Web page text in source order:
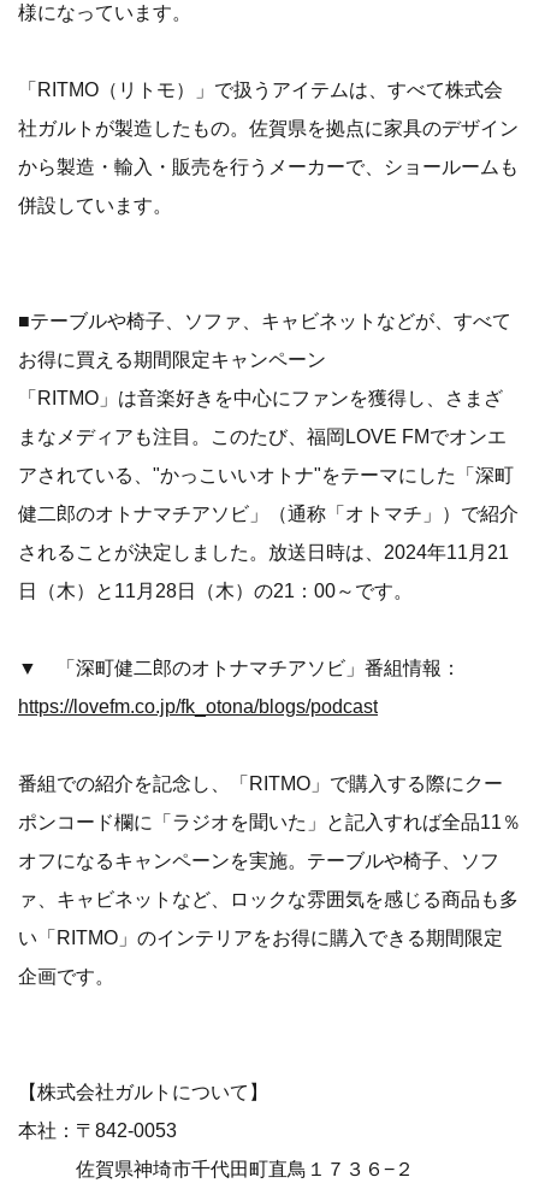
様になっています。
「RITMO（リトモ）」で扱うアイテムは、すべて株式会
社ガルトが製造したもの。佐賀県を拠点に家具のデザイン
から製造・輸入・販売を行うメーカーで、ショールームも
併設しています。
■テーブルや椅子、ソファ、キャビネットなどが、すべて
お得に買える期間限定キャンペーン
「RITMO」は音楽好きを中心にファンを獲得し、さまざ
まなメディアも注目。このたび、福岡LOVE FMでオンエ
アされている、"かっこいいオトナ"をテーマにした「深町
健二郎のオトナマチアソビ」（通称「オトマチ」）で紹介
されることが決定しました。放送日時は、2024年11月21
日（木）と11月28日（木）の21：00～です。
▼ 「深町健二郎のオトナマチアソビ」番組情報：
https://lovefm.co.jp/fk_otona/blogs/podcast
番組での紹介を記念し、「RITMO」で購入する際にクー
ポンコード欄に「ラジオを聞いた」と記入すれば全品11％
オフになるキャンペーンを実施。テーブルや椅子、ソフ
ァ、キャビネットなど、ロックな雰囲気を感じる商品も多
い「RITMO」のインテリアをお得に購入できる期間限定
企画です。
【株式会社ガルトについて】
本社：〒842-0053
佐賀県神埼市千代田町直鳥１７３６−２